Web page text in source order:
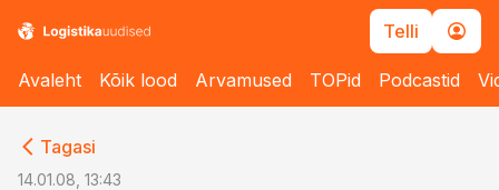
Telli
Avaleht Kõik lood Arvamused TOPid Podcastid
Tagasi
14.01.08, 13:43